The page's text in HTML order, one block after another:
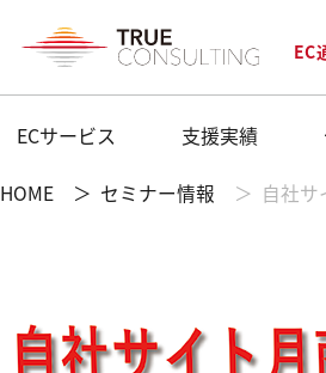
EC
ECサービス 支援実績
HOME セミナー情報 自社